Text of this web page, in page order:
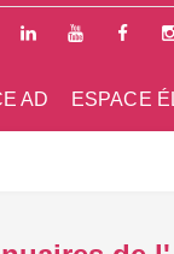
ESPACE
AD